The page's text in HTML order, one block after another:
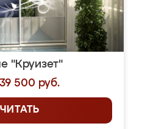
"Круизет"
500 руб.